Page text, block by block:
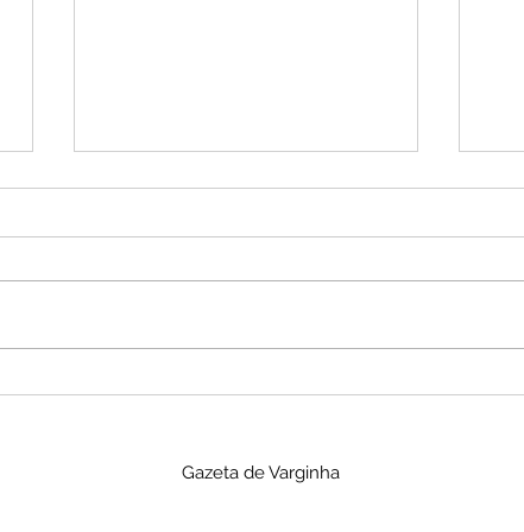
Tiroteio em escola
professoresGazeta de Varginha